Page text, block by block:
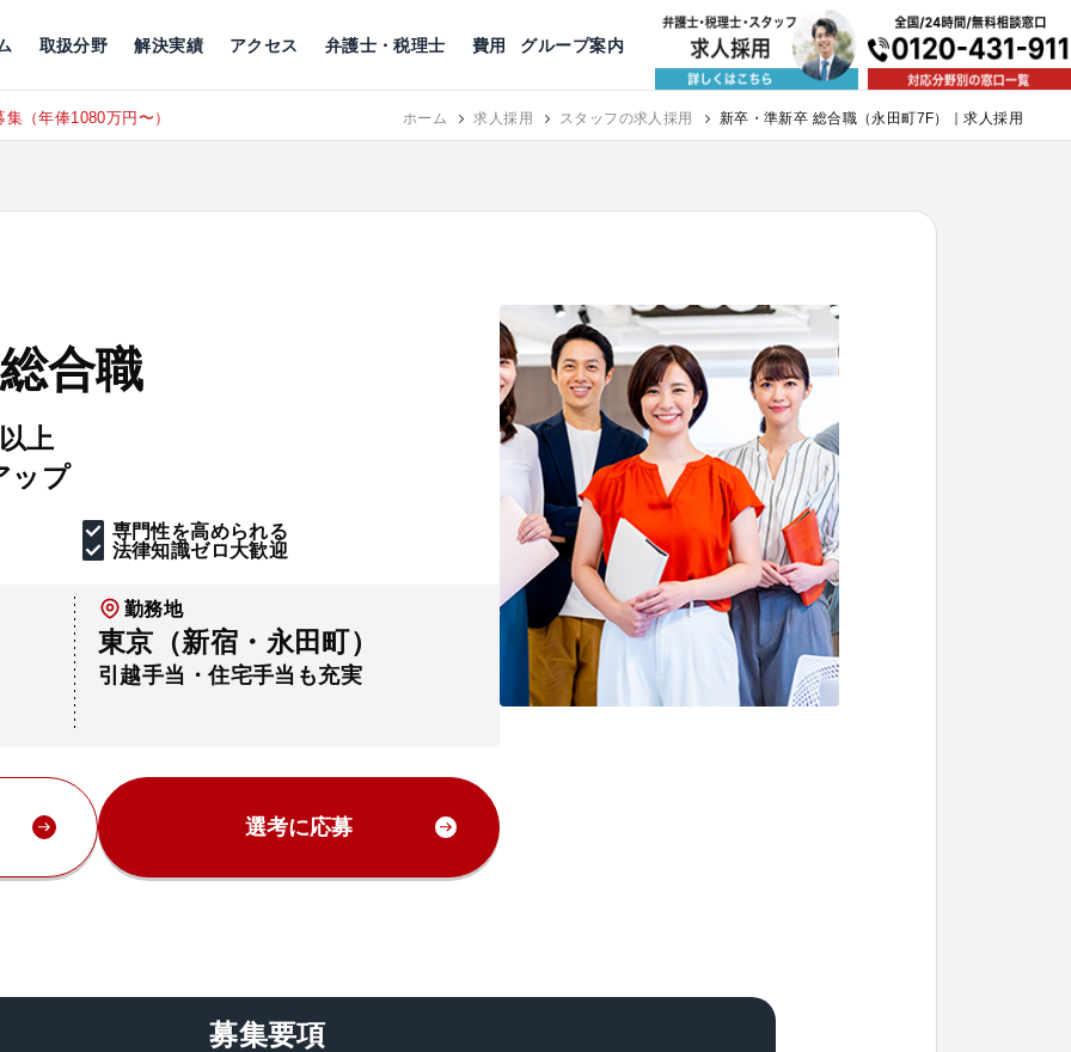
取扱分野
公益活動
解決実績 アクセス
京都 神戸 福岡
弁護士・税理士 費用 グループ案内
（年俸1080万円〜） RECRUIT 東京にて、相談予約スタッフ募集（月給38万以上）
合職
上
ップ
専門性を高められる
法律知識ゼロ大歓迎
勤務地
東京（新宿・永田町）
引越手当・住宅手当も充実
選考に応募
募集要項
ホーム 求人採用 スタッフの求人採用 新卒・準新卒 総合職（永田町7F）｜求人採用